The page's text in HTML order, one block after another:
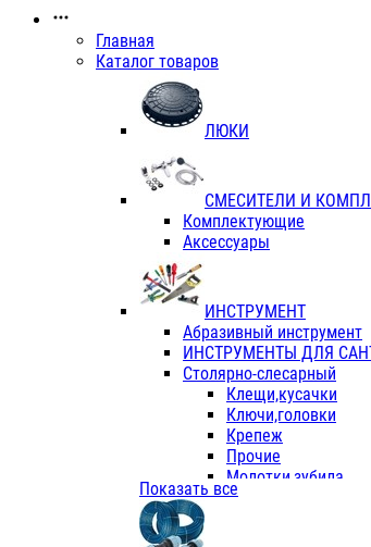
Главная
Каталог товаров
ЛЮКИ
СМЕСИТЕЛИ И
Комплектующие
Аксессуары
ИНСТРУМЕНТ
Абразивный инструмент
ИНСТРУМЕНТЫ ДЛЯ
Столярно-слесарный
Клещи,кусачки
Ключи,головки
Крепеж
Прочие
Молотки,зубила
Показать все